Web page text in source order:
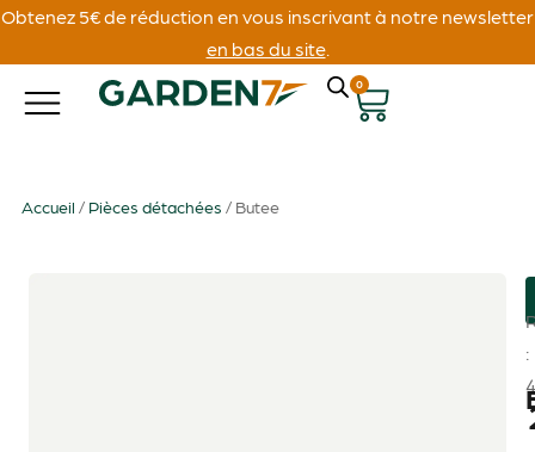
Obtenez 5€ de réduction en vous inscrivant à notre newsletter
en bas du site.
0
Accueil / Pièces détachées / Butee
: